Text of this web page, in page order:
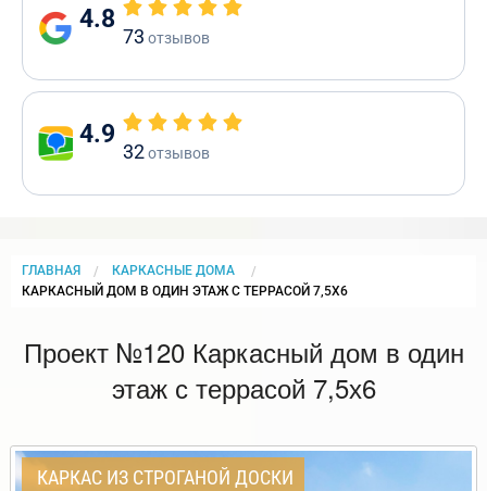
4.8
73 отзывов
4.9
32отзывов
ГЛАВНАЯ
КАРКАСНЫЕ ДОМА
CURRENT:
КАРКАСНЫЙ ДОМ В ОДИН ЭТАЖ С ТЕРРАСОЙ 7,5Х6
Проект №120 Каркасный дом в один
этаж с террасой 7,5х6
КАРКАС ИЗ СТРОГАНОЙ ДОСКИ